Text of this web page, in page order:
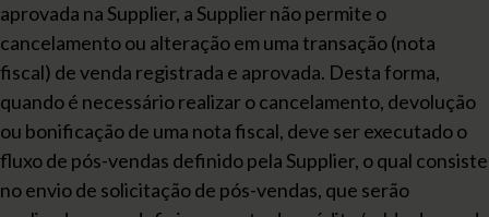
aprovada na Supplier, a Supplier não permite o
cancelamento ou alteração em uma transação (nota
fiscal) de venda registrada e aprovada. Desta forma,
quando é necessário realizar o cancelamento, devolução
ou bonificação de uma nota fiscal, deve ser executado o
fluxo de pós-vendas definido pela Supplier, o qual consiste
no envio de solicitação de pós-vendas, que serão